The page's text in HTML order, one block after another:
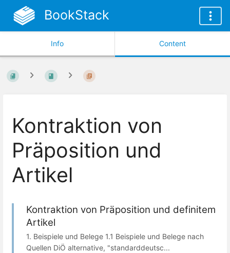
BookStack
Info Content
Kontraktion von
Präposition und
Artikel
Kontraktion von Präposition und definitem
Artikel
1. Beispiele und Belege 1.1 Beispiele und Belege nach
Quellen DiÖ alternative, "standarddeutsc...